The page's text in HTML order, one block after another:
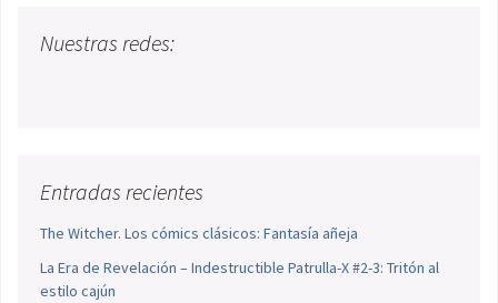
Nuestras redes:
Entradas recientes
The Witcher. Los cómics clásicos: Fantasía añeja
La Era de Revelación – Indestructible Patrulla-X #2-3: Tritón al
estilo cajún